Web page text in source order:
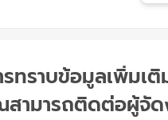
ทราบข้อมูลเพิ่มเ
ามารถติดต่อผู้จัด